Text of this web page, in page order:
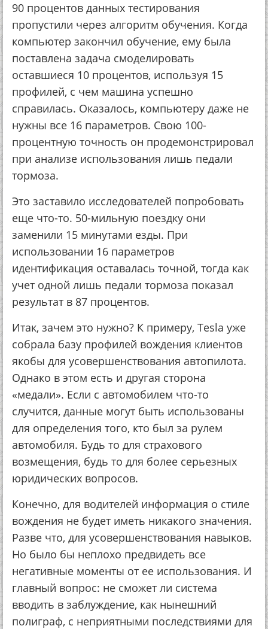
90 процентов данных тестирования
пропустили через алгоритм обучения. Когда
компьютер закончил обучение, ему была
поставлена задача смоделировать
оставшиеся 10 процентов, используя 15
профилей, с чем машина успешно
справилась. Оказалось, компьютеру даже не
нужны все 16 параметров. Свою 100-
процентную точность он продемонстрировал
при анализе использования лишь педали
тормоза.
Это заставило исследователей попробовать
еще что-то. 50-мильную поездку они
заменили 15 минутами езды. При
использовании 16 параметров
идентификация оставалась точной, тогда как
учет одной лишь педали тормоза показал
результат в 87 процентов.
Итак, зачем это нужно? К примеру, Tesla уже
собрала базу профилей вождения клиентов
якобы для усовершенствования автопилота.
Однако в этом есть и другая сторона
«медали». Если с автомобилем что-то
случится, данные могут быть использованы
для определения того, кто был за рулем
автомобиля. Будь то для страхового
возмещения, будь то для более серьезных
юридических вопросов.
Конечно, для водителей информация о стиле
вождения не будет иметь никакого значения.
Разве что, для усовершенствования навыков.
Но было бы неплохо предвидеть все
негативные моменты от ее использования. И
главный вопрос: не сможет ли система
вводить в заблуждение, как нынешний
полиграф, с неприятными последствиями для